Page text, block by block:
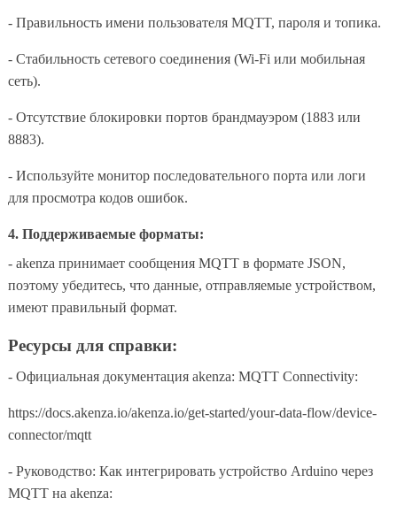
- Правильность имени пользователя MQTT, пароля и топика.
- Стабильность сетевого соединения (Wi-Fi или мобильная
сеть).
- Отсутствие блокировки портов брандмауэром (1883 или
8883).
- Используйте монитор последовательного порта или логи
для просмотра кодов ошибок.
4. Поддерживаемые форматы:
- akenza принимает сообщения MQTT в формате JSON,
поэтому убедитесь, что данные, отправляемые устройством,
имеют правильный формат.
Ресурсы для справки:
- Официальная документация akenza: MQTT Connectivity:
https://docs.akenza.io/akenza.io/get-started/your-data-flow/device-
connector/mqtt
- Руководство: Как интегрировать устройство Arduino через
MQTT на akenza: